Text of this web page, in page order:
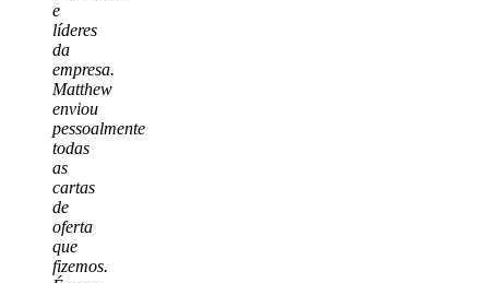
e
líderes
da
empresa.
Matthew
enviou
pessoalmente
todas
as
cartas
de
oferta
que
fizemos.